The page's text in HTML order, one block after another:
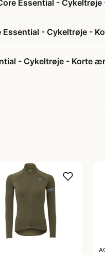
Essential -
- Cykeltrøje -
- Cykeltrøje - Korte